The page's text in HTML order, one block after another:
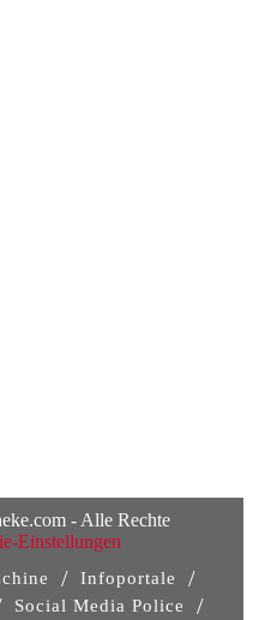
- Alle Rechte
Einstellungen
/ Infoportale /
Social Media Police /